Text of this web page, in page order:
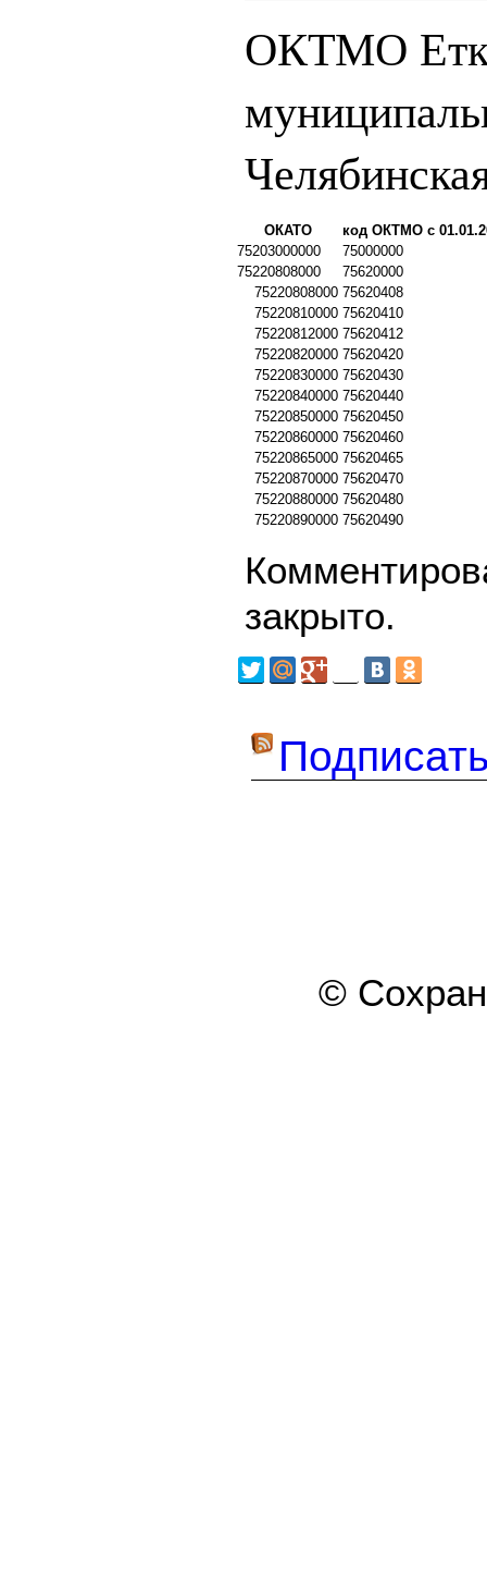
ОКТМО
ОКАТО
код ОКТМО с
75203000000
75000000
75220808000
75620000
75220808000 75620408
75220810000 75620410
75220812000 75620412
75220820000 75620420
75220830000 75620430
75220840000 75620440
75220850000 75620450
75220860000 75620460
75220865000 75620465
75220870000 75620470
75220880000 75620480
75220890000 75620490
закрыто.
©